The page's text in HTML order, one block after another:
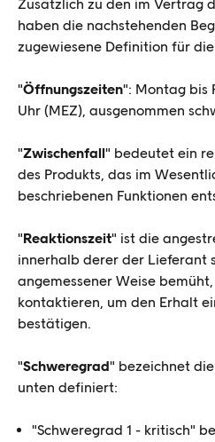
Zusätzlich zu den im Vertrag
haben die nachstehenden
zugewiesene Definition für
"Öffnungszeiten": Montag bis
Uhr (MEZ), ausgenommen
"Zwischenfall" bedeutet ein
des Produkts, das im
beschriebenen Funktionen
"Reaktionszeit" ist die
innerhalb derer der Lieferant
angemessener Weise
kontaktieren, um den Erhalt
bestätigen.
"Schweregrad" bezeichnet
unten definiert:
"Schweregrad 1 - kritisch"